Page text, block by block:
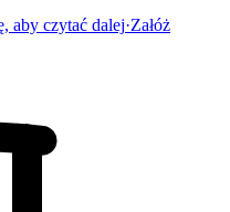
aby czytać dalej·Załóż